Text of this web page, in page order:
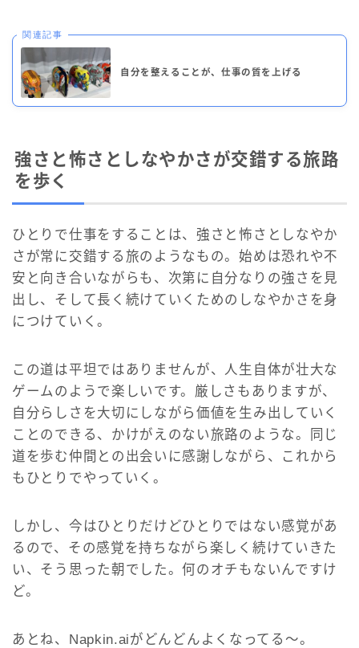
関連記事
自分を整えることが、仕事の質を上げる
強さと怖さとしなやかさが交錯する旅路
を歩く
ひとりで仕事をすることは、強さと怖さとしなやか
さが常に交錯する旅のようなもの。始めは恐れや不
安と向き合いながらも、次第に自分なりの強さを見
出し、そして長く続けていくためのしなやかさを身
につけていく。
この道は平坦ではありませんが、人生自体が壮大な
ゲームのようで楽しいです。厳しさもありますが、
自分らしさを大切にしながら価値を生み出していく
ことのできる、かけがえのない旅路のような。同じ
道を歩む仲間との出会いに感謝しながら、これから
もひとりでやっていく。
しかし、今はひとりだけどひとりではない感覚があ
るので、その感覚を持ちながら楽しく続けていきた
い、そう思った朝でした。何のオチもないんですけ
ど。
あとね、Napkin.aiがどんどんよくなってる～。